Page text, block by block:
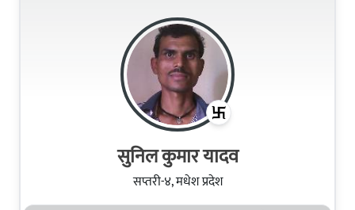
सुनिल कुमार यादव
सप्तरी-४, मधेश प्रदेश